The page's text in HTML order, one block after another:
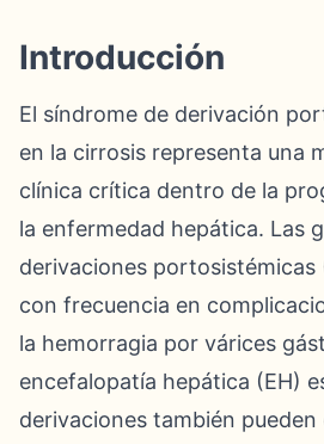
Introducción
El síndrome de derivación
en la cirrosis representa una
clínica crítica dentro de la
la enfermedad hepática. Las
derivaciones portosistémicas
con frecuencia en
la hemorragia por várices
encefalopatía hepática (EH)
derivaciones también pueden